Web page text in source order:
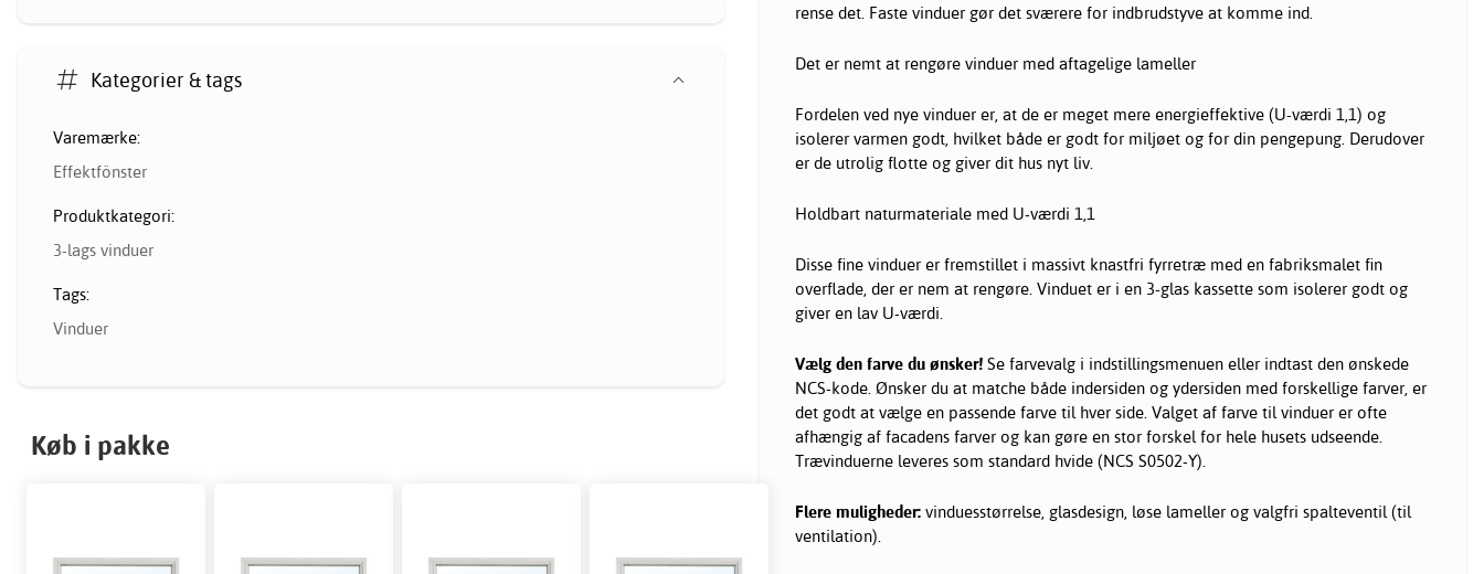
rense det. Faste vinduer gør det sværere for indbrudstyve at komme ind.
Det er nemt at rengøre vinduer med aftagelige lameller
Fordelen ved nye vinduer er, at de er meget mere energieffektive (U-værdi 1,1) og
isolerer varmen godt, hvilket både er godt for miljøet og for din pengepung. Derudover
er de utrolig flotte og giver dit hus nyt liv.
Holdbart naturmateriale med U-værdi 1,1
Disse fine vinduer er fremstillet i massivt knastfri fyrretræ med en fabriksmalet fin
overflade, der er nem at rengøre. Vinduet er i en 3-glas kassette som isolerer godt og
giver en lav U-værdi.
Vælg den farve du ønsker! Se farvevalg i indstillingsmenuen eller indtast den ønskede
NCS-kode. Ønsker du at matche både indersiden og ydersiden med forskellige farver, er
det godt at vælge en passende farve til hver side. Valget af farve til vinduer er ofte
afhængig af facadens farver og kan gøre en stor forskel for hele husets udseende.
Trævinduerne leveres som standard hvide (NCS S0502-Y).
Flere muligheder: vinduesstørrelse, glasdesign, løse lameller og valgfri spalteventil (til
ventilation).
Kategorier & tags
Varemærke:
Effektfönster
Produktkategori:
3-lags vinduer
Tags:
Vinduer
Køb i pakke